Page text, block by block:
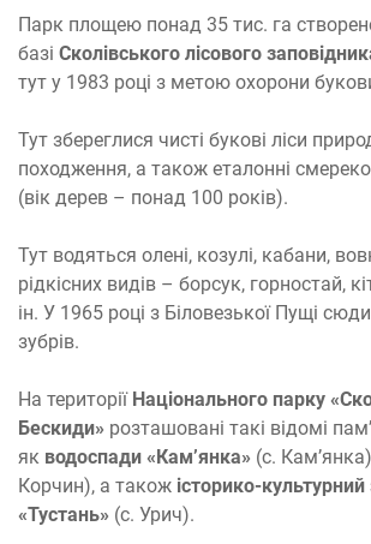
Парк площею понад 35 тис. га
базі Сколівського лісового
тут у 1983 році з метою охорони
Тут збереглися чисті букові ліси
походження, а також еталонні
(вік дерев – понад 100 років).
Тут водяться олені, козулі, кабани,
рідкісних видів – борсук, горностай,
ін. У 1965 році з Біловезької Пущі
зубрів.
На території Національного парку
Бескиди» розташовані такі відомі
як водоспади «Кам’янка» (с. Кам’янка)
Корчин), а також історико-
«Тустань» (с. Урич).